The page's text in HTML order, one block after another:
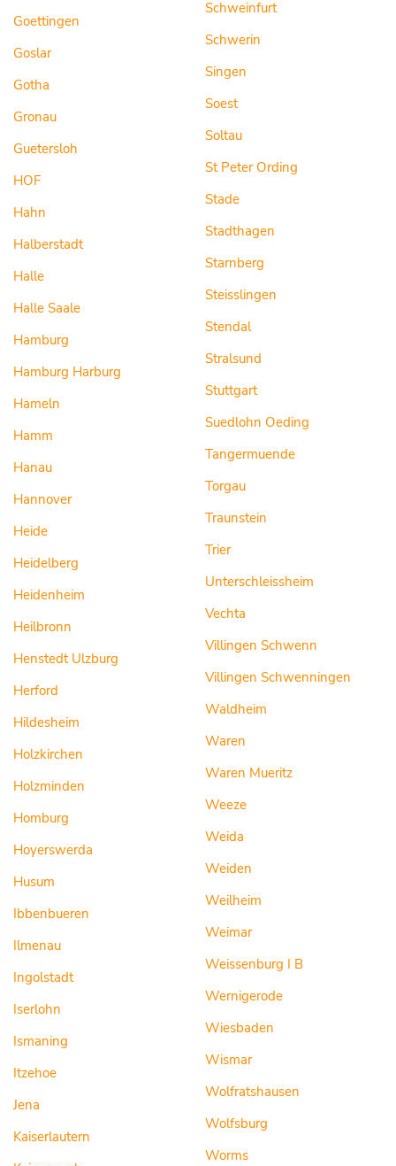
Goettingen
Goslar
Gotha
Gronau
Guetersloh
HOF
Hahn
Halberstadt
Halle
Halle Saale
Hamburg
Hamburg Harburg
Hameln
Hamm
Hanau
Hannover
Heide
Heidelberg
Heidenheim
Heilbronn
Henstedt Ulzburg
Herford
Hildesheim
Holzkirchen
Holzminden
Homburg
Hoyerswerda
Husum
Ibbenbueren
Ilmenau
Ingolstadt
Iserlohn
Ismaning
Itzehoe
Jena
Kaiserlautern
Schweinfurt
Schwerin
Singen
Soest
Soltau
St Peter Ording
Stade
Stadthagen
Starnberg
Steisslingen
Stendal
Stralsund
Stuttgart
Suedlohn Oeding
Tangermuende
Torgau
Traunstein
Trier
Unterschleissheim
Vechta
Villingen Schwenn
Villingen Schwenningen
Waldheim
Waren
Waren Mueritz
Weeze
Weida
Weiden
Weilheim
Weimar
Weissenburg I B
Wernigerode
Wiesbaden
Wismar
Wolfratshausen
Wolfsburg
Worms